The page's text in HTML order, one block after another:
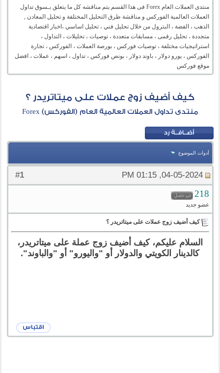
منتدى العملات العام Forex فى هذا القسم يتم مناقشه كل ما يتعلق بـسوق تداول
العملات العالمية الفوركس و مناقشة طرق التحليل المختلفة و تحليل المعادن ,
الذهب ، الفضة ، البترول من خلال تحليل فني ، تحليل اساسي ،اخبار اقتصادية
متجددة ، تحليل رقمى ، مسابقات متعددة ، توصيات ، تحليلات ، التداول ،
استراتيجيات مختلفة ، توصيات فوركس ، بورصة العملات ، الفوركس ، تجارة
الفوركس ، يورو دولار ، باوند دولار ، بونص فوركس ، تداول ، اسهم ، عملات ، افضل
موقع فوركس
كيف أضيف زوج عملات على ميتاتريدر ؟
منتدى تداول العملات العالمية العام (الفوركس) Forex
أدوات الموضوع
#
1 04-05-2024, 01:15 PM
218
عضو جديد
كيف أضيف زوج عملات على ميتاتريدر ؟
السلام عليكم، كيف أضيف زوج عملة على ميتاتريدر،
كالدينار الكويتي والدولار أو "واليورو" أو "والباوند".